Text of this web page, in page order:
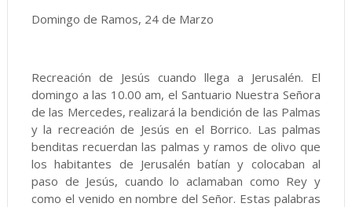
Domingo de Ramos, 24 de Marzo
Recreación de Jesús cuando llega a Jerusalén. El
domingo a las 10.00 am, el Santuario Nuestra Señora
de las Mercedes, realizará la bendición de las Palmas
y la recreación de Jesús en el Borrico. Las palmas
benditas recuerdan las palmas y ramos de olivo que
los habitantes de Jerusalén batían y colocaban al
paso de Jesús, cuando lo aclamaban como Rey y
como el venido en nombre del Señor. Estas palabras